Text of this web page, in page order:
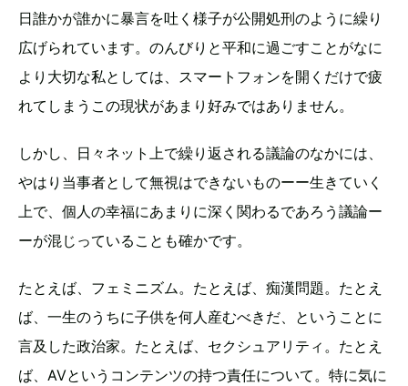
日誰かが誰かに暴言を吐く様子が公開処刑のように繰り
広げられています。のんびりと平和に過ごすことがなに
より大切な私としては、スマートフォンを開くだけで疲
れてしまうこの現状があまり好みではありません。
しかし、日々ネット上で繰り返される議論のなかには、
やはり当事者として無視はできないものーー生きていく
上で、個人の幸福にあまりに深く関わるであろう議論ー
ーが混じっていることも確かです。
たとえば、フェミニズム。たとえば、痴漢問題。たとえ
ば、一生のうちに子供を何人産むべきだ、ということに
言及した政治家。たとえば、セクシュアリティ。たとえ
ば、AVというコンテンツの持つ責任について。特に気に